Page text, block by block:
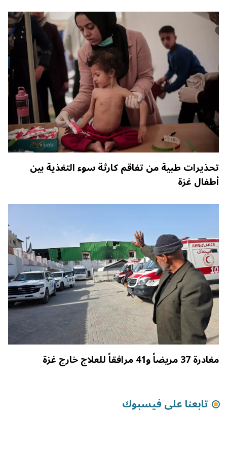
تحذيرات طبية من تفاقم كارثة سوء التغذية بين
أطفال غزة
مغادرة 37 مريضاً و41 مرافقاً للعلاج خارج غزة
تابعنا على فيسبوك